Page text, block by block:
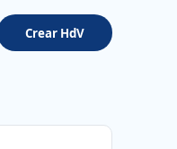
Crear HdV